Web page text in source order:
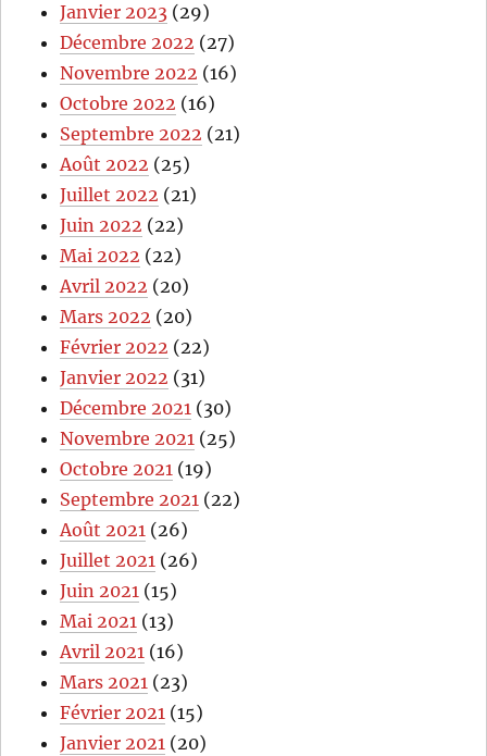
Janvier 2023 (29)
Décembre 2022 (27)
Novembre 2022 (16)
Octobre 2022 (16)
Septembre 2022 (21)
Août 2022 (25)
Juillet 2022 (21)
Juin 2022 (22)
Mai 2022 (22)
Avril 2022 (20)
Mars 2022 (20)
Février 2022 (22)
Janvier 2022 (31)
Décembre 2021 (30)
Novembre 2021 (25)
Octobre 2021 (19)
Septembre 2021 (22)
Août 2021 (26)
Juillet 2021 (26)
Juin 2021 (15)
Mai 2021 (13)
Avril 2021 (16)
Mars 2021 (23)
Février 2021 (15)
Janvier 2021 (20)